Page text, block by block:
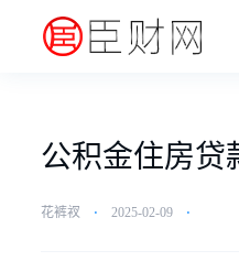
公积金住房贷
花裤衩 ⋅ 2025-02-09 ⋅